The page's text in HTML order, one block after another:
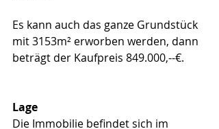
Es kann auch das ganze Grundstück
mit 3153m² erworben werden, dann
beträgt der Kaufpreis 849.000,--€.
Lage
Die Immobilie befindet sich im